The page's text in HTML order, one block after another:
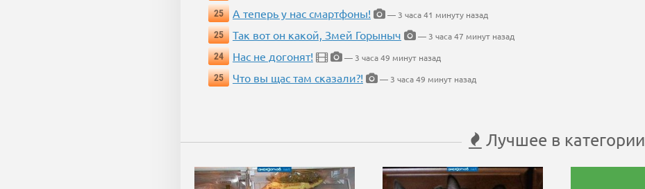
25
А теперь у нас смартфоны!
— 3 часа 41 минуту назад
25
Так вот он какой, Змей Горыныч
— 3 часа 47 минут назад
24
Нас не догонят!
— 3 часа 49 минут назад
25
Что вы щас там сказали?! — 3 часа 49 минут назад
Лучшее в категории